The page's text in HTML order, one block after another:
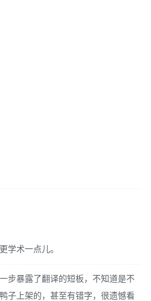
学术一点儿。
步暴露了翻译的短板，不知道是不
子上架的，甚至有错字，很遗憾看